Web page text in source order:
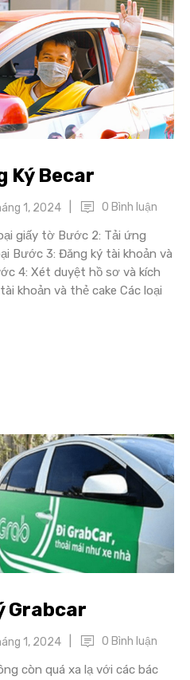
Ký Becar
1, 2024 0 Bình luận
giấy tờ Bước 2: Tải ứng
Bước 3: Đăng ký tài khoản và
4: Xét duyệt hồ sơ và kích
khoản và thẻ cake Các loại
Grabcar
1, 2024 0 Bình luận
còn quá xa lạ với các bác